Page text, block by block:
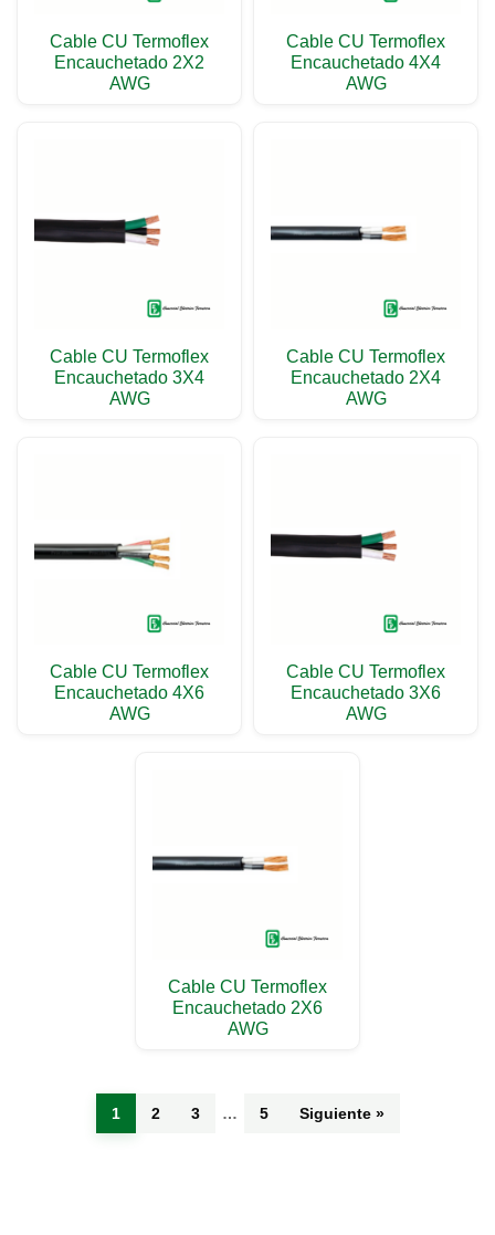
Cable CU Termoflex
Encauchetado 2X2
AWG
Cable CU Termoflex
Encauchetado 4X4
AWG
Cable CU Termoflex
Encauchetado 3X4
AWG
Cable CU Termoflex
Encauchetado 2X4
AWG
Cable CU Termoflex
Encauchetado 4X6
AWG
Cable CU Termoflex
Encauchetado 3X6
AWG
Cable CU Termoflex
Encauchetado 2X6
AWG
1 2 3 … 5 Siguiente »